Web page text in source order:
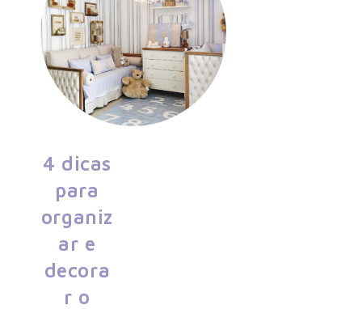
4 dicas
para
organiz
ar e
decora
r o